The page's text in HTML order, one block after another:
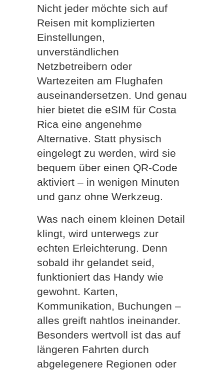
Nicht jeder möchte sich auf
Reisen mit komplizierten
Einstellungen,
unverständlichen
Netzbetreibern oder
Wartezeiten am Flughafen
auseinandersetzen. Und genau
hier bietet die eSIM für Costa
Rica eine angenehme
Alternative. Statt physisch
eingelegt zu werden, wird sie
bequem über einen QR-Code
aktiviert – in wenigen Minuten
und ganz ohne Werkzeug.
Was nach einem kleinen Detail
klingt, wird unterwegs zur
echten Erleichterung. Denn
sobald ihr gelandet seid,
funktioniert das Handy wie
gewohnt. Karten,
Kommunikation, Buchungen –
alles greift nahtlos ineinander.
Besonders wertvoll ist das auf
längeren Fahrten durch
abgelegenere Regionen oder